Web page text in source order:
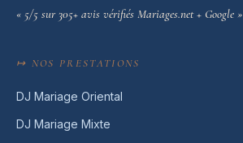
« 5/5 sur 305+ avis vérifiés Mariages.net + Google »
↦ NOS PRESTATIONS
DJ Mariage Oriental
DJ Mariage Mixte